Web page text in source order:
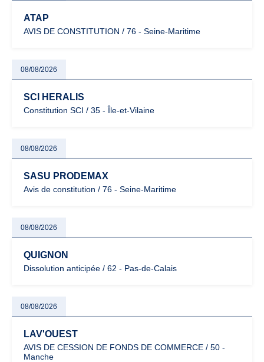
ATAP
AVIS DE CONSTITUTION / 76 - Seine-Maritime
08/08/2026
SCI HERALIS
Constitution SCI / 35 - Île-et-Vilaine
08/08/2026
SASU PRODEMAX
Avis de constitution / 76 - Seine-Maritime
08/08/2026
QUIGNON
Dissolution anticipée / 62 - Pas-de-Calais
08/08/2026
LAV'OUEST
AVIS DE CESSION DE FONDS DE COMMERCE / 50 -
Manche